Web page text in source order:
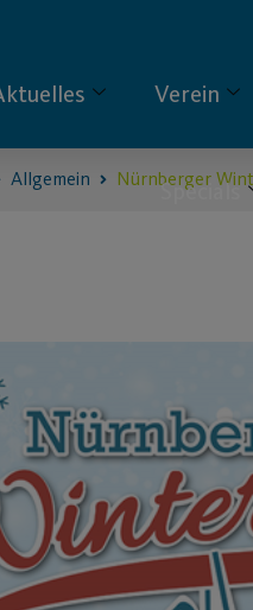
Verein
Specials
Allgemein Nürnberger